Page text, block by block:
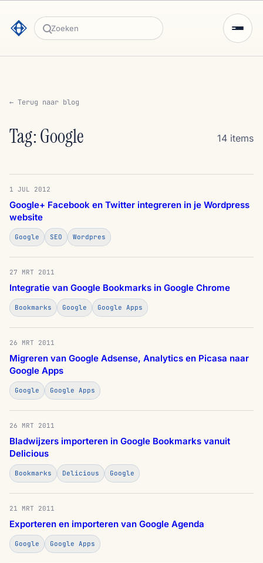
Zoeken
← Terug naar blog
Tag: Google 14 items
1 JUL 2012
Google+ Facebook en Twitter integreren in je Wordpress
website
Google SEO Wordpres
27 MRT 2011
Integratie van Google Bookmarks in Google Chrome
Bookmarks Google Google Apps
26 MRT 2011
Migreren van Google Adsense, Analytics en Picasa naar
Google Apps
Google Google Apps
26 MRT 2011
Bladwijzers importeren in Google Bookmarks vanuit
Delicious
Bookmarks Delicious Google
21 MRT 2011
Exporteren en importeren van Google Agenda
Google Google Apps